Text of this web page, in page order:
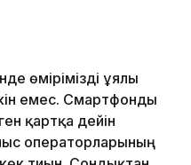
өмірімізді ұялы
емес. Смартфонды
қартқа дейін
операторларының